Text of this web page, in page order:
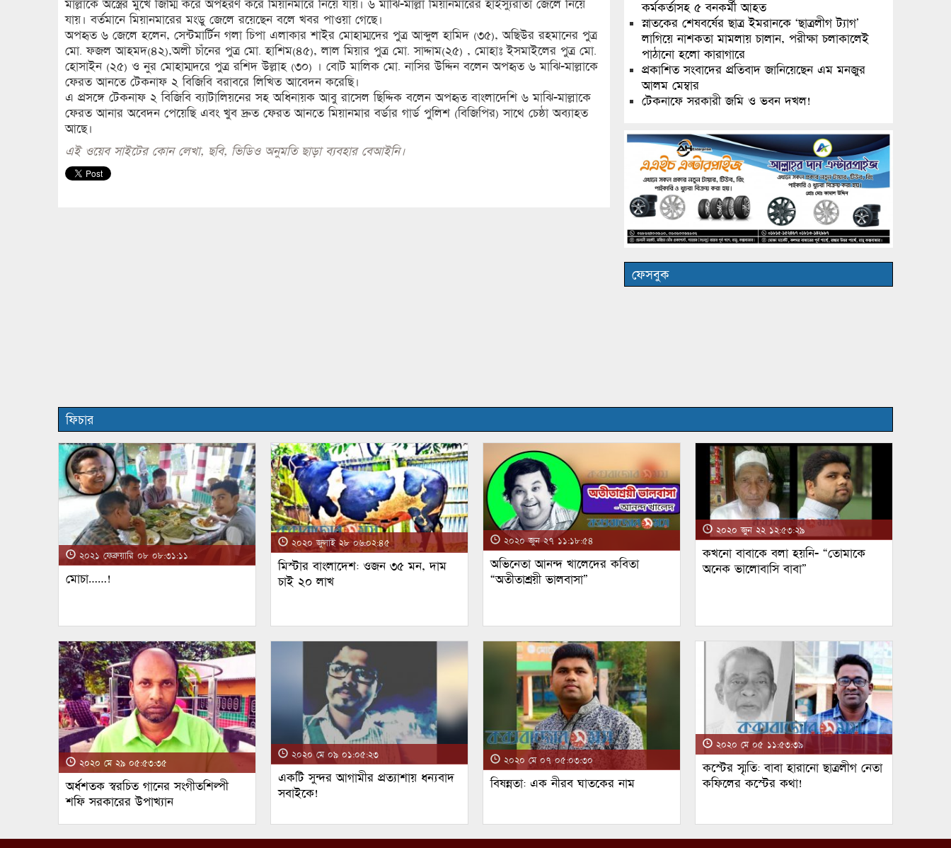
মাল্লাকে অস্ত্রের মুখে জিম্মি করে অপহরণ করে মিয়ানমারে নিয়ে যায়। ৬ মাঝি-মাল্লা মিয়ানমারের হাইস্যুরাতা জেলে নিয়ে
যায়। বর্তমানে মিয়ানমারের মংডু জেলে রয়েছেন বলে খবর পাওয়া গেছে।
অপহৃত ৬ জেলে হলেন, সেন্টমার্টিন গলা চিপা এলাকার শাইর মোহাম্মদের পুত্র আব্দুল হামিদ (৩৫), অছিউর রহমানের পুত্র
মো. ফজল আহমদ(৪২),অলী চাঁনের পুত্র মো. হাশিম(৪৫), লাল মিয়ার পুত্র মো. সাদ্দাম(২৫) , মোহাঃ ইসমাইলের পুত্র মো.
হোসাইন (২৫) ও নুর মোহাম্মদরে পুত্র রশিদ উল্লাহ (৩০) । বোট মালিক মো. নাসির উদ্দিন বলেন অপহৃত ৬ মাঝি-মাল্লাকে
ফেরত আনতে টেকনাফ ২ বিজিবি বরাবরে লিখিত আবেদন করেছি।
এ প্রসঙ্গে টেকনাফ ২ বিজিবি ব্যাটালিয়নের সহ অধিনায়ক আবু রাসেল ছিদ্দিক বলেন অপহৃত বাংলাদেশি ৬ মাঝি-মাল্লাকে
ফেরত আনার অবেদন পেয়েছি এবং খুব দ্রুত ফেরত আনতে মিয়ানমার বর্ডার গার্ড পুলিশ (বিজিপির) সাথে চেষ্ঠা অব্যাহত
আছে।
এই ওয়েব সাইটের কোন লেখা, ছবি, ভিডিও অনুমতি ছাড়া ব্যবহার বেআইনি।
কর্মকর্তাসহ ৫ বনকর্মী আহত
স্নাতকের শেষবর্ষের ছাত্র ইমরানকে ‘ছাত্রলীগ ট্যাগ’
লাগিয়ে নাশকতা মামলায় চালান, পরীক্ষা চলাকালেই
পাঠানো হলো কারাগারে
প্রকাশিত সংবাদের প্রতিবাদ জানিয়েছেন এম মনজুর
আলম মেম্বার
টেকনাফে সরকারী জমি ও ভবন দখল!
ফেসবুক
ফিচার
২০২১ ফেব্রুয়ারি ০৮ ০৮:৩১:১১
মোচা……!
২০২০ জুলাই ২৮ ০৬:০২:৪৫
মিস্টার বাংলাদেশ: ওজন ৩৫ মন, দাম
চাই ২০ লাখ
২০২০ জুন ২৭ ১১:১৮:৫৪
অভিনেতা আনন্দ খালেদের কবিতা
“অতীতাশ্রয়ী ভালবাসা”
২০২০ জুন ২২ ১২:৫৩:২৯
কখনো বাবাকে বলা হয়নি- “তোমাকে
অনেক ভালোবাসি বাবা”
২০২০ মে ২৯ ০৫:৫৩:৩৫
অর্ধশতক স্বরচিত গানের সংগীতশিল্পী
শফি সরকারের উপাখ্যান
২০২০ মে ০৯ ০১:০৫:২৩
একটি সুন্দর আগামীর প্রত্যাশায় ধন্যবাদ
সবাইকে!
২০২০ মে ০৭ ০৫:০৩:৩০
বিষন্নতা: এক নীরব ঘাতকের নাম
২০২০ মে ০৫ ১১:৫৩:৩৯
কস্টের স্মৃতি: বাবা হারানো ছাত্রলীগ নেতা
কফিলের কস্টের কথা!